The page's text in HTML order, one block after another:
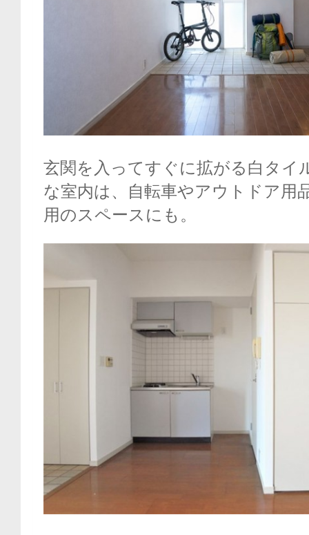
玄関を入ってすぐに拡がる白タイ
な室内は、自転車やアウトドア用
用のスペースにも。